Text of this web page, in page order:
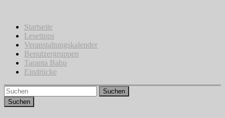
springenStartseite
Lesetipps
Veranstaltungskalender
Benutzergruppen
Taranta Babu
Eindrücke
Suchen